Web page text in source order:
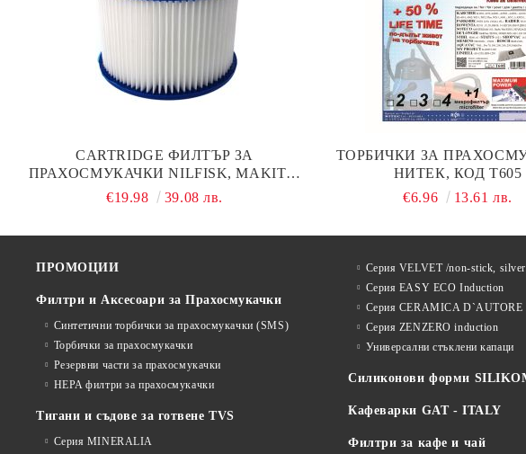
CARTRIDGE ФИЛТЪР ЗА
ПРАХОСМУКАЧКИ NILFISK, MAKITA,
FESTOOL, PROTOOL, BOSCH КОД П93
€19.98 39.08 лв.
ТОРБИЧКИ ЗА
НИТЕК, КОД Т605
€6.96
13.61 лв.
ПРОМОЦИИ
Филтри и Аксесоари за Прахосмукачки
Синтетични торбички за прахосмукачки (SMS)
Торбички за прахосмукачки
Резервни части за прахосмукачки
HEPA филтри за прахосмукачки
Тигани и съдове за готвене TVS
Серия MINERALIA
Серия VELVET /non-stick,
Серия EASY ECO Induction
Серия CERAMICA D`AUTORE
Серия ZENZERO induction
Универсални стъклени капаци
Силиконови форми
Кафеварки GAT - ITALY
Филтри за кафе и чай